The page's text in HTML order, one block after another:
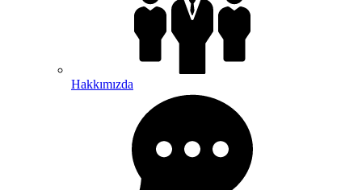
Hakkımızda